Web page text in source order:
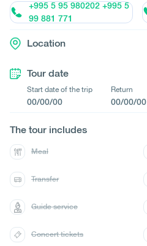
+995 5 95 980202 +995 5
99 881 771
Location
Tour date
Start date of the trip
00/00/00
Return
00/00/00
The tour includes
Meal
Transfer
Guide service
Concert tickets